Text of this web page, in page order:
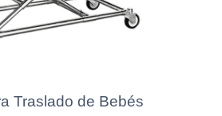
Traslado de Bebés